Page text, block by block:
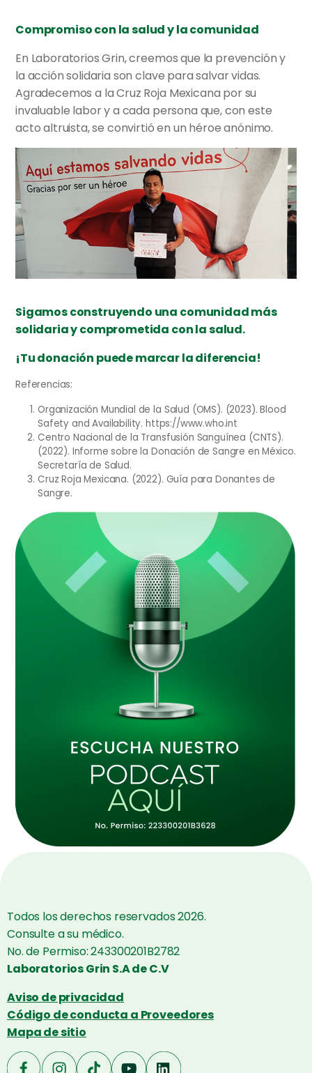
Compromiso con la salud y la comunidad
En Laboratorios Grin, creemos que la prevención y
la acción solidaria son clave para salvar vidas.
Agradecemos a la Cruz Roja Mexicana por su
invaluable labor y a cada persona que, con este
acto altruista, se convirtió en un héroe anónimo.
Sigamos construyendo una comunidad más
solidaria y comprometida con la salud.
¡Tu donación puede marcar la diferencia!
Referencias:
Organización Mundial de la Salud (OMS). (2023). Blood
Safety and Availability. https://www.who.int
Centro Nacional de la Transfusión Sanguínea (CNTS).
(2022). Informe sobre la Donación de Sangre en México.
Secretaría de Salud.
Cruz Roja Mexicana. (2022). Guía para Donantes de
Sangre.
Todos los derechos reservados 2026.
Consulte a su médico.
No. de Permiso: 243300201B2782
Laboratorios Grin S.A de C.V
Aviso de privacidad
Código de conducta a Proveedores
Mapa de sitio